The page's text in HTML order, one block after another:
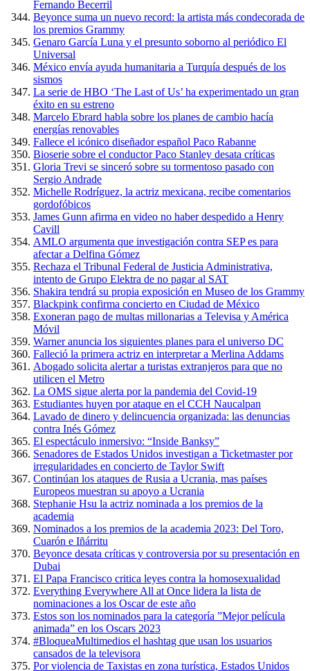
Fernando Becerril
Beyonce suma un nuevo record: la artista más condecorada de
los premios Grammy
Genaro García Luna y el presunto soborno al periódico El
Universal
México envía ayuda humanitaria a Turquía después de los
sismos
La serie de HBO ‘The Last of Us’ ha experimentado un gran
éxito en su estreno
Marcelo Ebrard habla sobre los planes de cambio hacía
energías renovables
Fallece el icónico diseñador español Paco Rabanne
Bioserie sobre el conductor Paco Stanley desata críticas
Gloria Trevi se sinceró sobre su tormentoso pasado con
Sergio Andrade
Michelle Rodríguez, la actriz mexicana, recibe comentarios
gordofóbicos
James Gunn afirma en video no haber despedido a Henry
Cavill
AMLO argumenta que investigación contra SEP es para
afectar a Delfina Gómez
Rechaza el Tribunal Federal de Justicia Administrativa,
intento de Grupo Elektra de no pagar al SAT
Shakira tendrá su propia exposición en Museo de los Grammy
Blackpink confirma concierto en Ciudad de México
Exoneran pago de multas millonarias a Televisa y América
Móvil
Warner anuncia los siguientes planes para el universo DC
Falleció la primera actriz en interpretar a Merlina Addams
Abogado solicita alertar a turistas extranjeros para que no
utilicen el Metro
La OMS sigue alerta por la pandemia del Covid-19
Estudiantes huyen por ataque en el CCH Naucalpan
Lavado de dinero y delincuencia organizada: las denuncias
contra Inés Gómez
El espectáculo inmersivo: “Inside Banksy”
Senadores de Estados Unidos investigan a Ticketmaster por
irregularidades en concierto de Taylor Swift
Continúan los ataques de Rusia a Ucrania, mas países
Europeos muestran su apoyo a Ucrania
Stephanie Hsu la actriz nominada a los premios de la
academia
Nominados a los premios de la academia 2023: Del Toro,
Cuarón e Iñárritu
Beyonce desata críticas y controversia por su presentación en
Dubai
El Papa Francisco critica leyes contra la homosexualidad
Everything Everywhere All at Once lidera la lista de
nominaciones a los Oscar de este año
Estos son los nominados para la categoría ”Mejor película
animada” en los Oscars 2023
#BloqueaMultimedios el hashtag que usan los usuarios
cansados de la televisora
Por violencia de Taxistas en zona turística, Estados Unidos